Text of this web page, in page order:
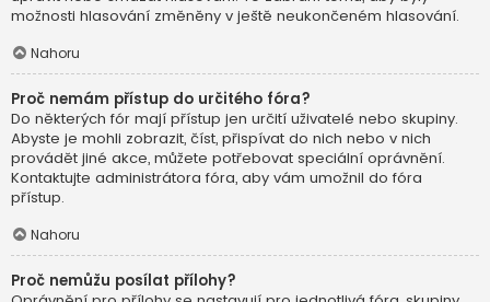
možnosti hlasování změněny v ještě neukončeném hlasování.
Nahoru
Proč nemám přístup do určitého fóra?
Do některých fór mají přístup jen určití uživatelé nebo skupiny.
Abyste je mohli zobrazit, číst, přispívat do nich nebo v nich
provádět jiné akce, můžete potřebovat speciální oprávnění.
Kontaktujte administrátora fóra, aby vám umožnil do fóra
přístup.
Nahoru
Proč nemůžu posílat přílohy?